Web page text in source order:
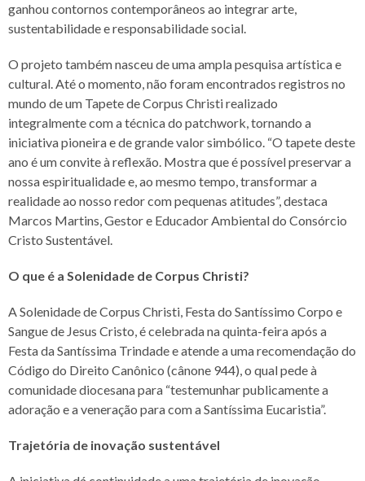
ganhou contornos contemporâneos ao integrar arte,
sustentabilidade e responsabilidade social.
O projeto também nasceu de uma ampla pesquisa artística e
cultural. Até o momento, não foram encontrados registros no
mundo de um Tapete de Corpus Christi realizado
integralmente com a técnica do patchwork, tornando a
iniciativa pioneira e de grande valor simbólico. “O tapete deste
ano é um convite à reflexão. Mostra que é possível preservar a
nossa espiritualidade e, ao mesmo tempo, transformar a
realidade ao nosso redor com pequenas atitudes”, destaca
Marcos Martins, Gestor e Educador Ambiental do Consórcio
Cristo Sustentável.
O que é a Solenidade de Corpus Christi?
A Solenidade de Corpus Christi, Festa do Santíssimo Corpo e
Sangue de Jesus Cristo, é celebrada na quinta-feira após a
Festa da Santíssima Trindade e atende a uma recomendação do
Código do Direito Canônico (cânone 944), o qual pede à
comunidade diocesana para “testemunhar publicamente a
adoração e a veneração para com a Santíssima Eucaristia”.
Trajetória de inovação sustentável